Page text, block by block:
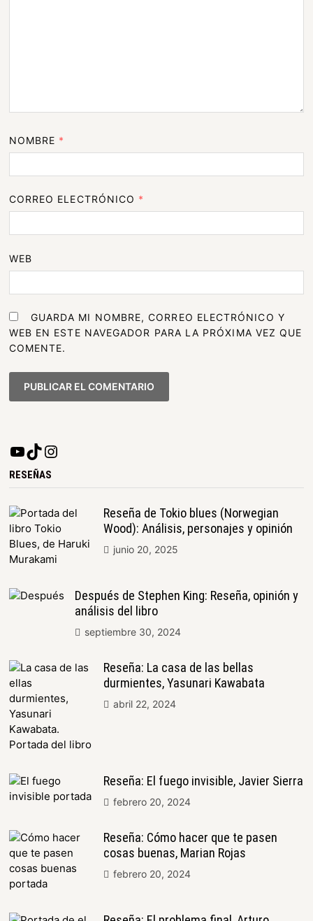
NOMBRE *
CORREO ELECTRÓNICO *
WEB
GUARDA MI NOMBRE, CORREO ELECTRÓNICO Y
WEB EN ESTE NAVEGADOR PARA LA PRÓXIMA VEZ QUE
COMENTE.
RESEÑAS
Reseña de Tokio blues (Norwegian
Wood): Análisis, personajes y opinión
junio 20, 2025
Después de Stephen King: Reseña, opinión y
análisis del libro
septiembre 30, 2024
Reseña: La casa de las bellas
durmientes, Yasunari Kawabata
abril 22, 2024
Reseña: El fuego invisible, Javier Sierra
febrero 20, 2024
Reseña: Cómo hacer que te pasen
cosas buenas, Marian Rojas
febrero 20, 2024